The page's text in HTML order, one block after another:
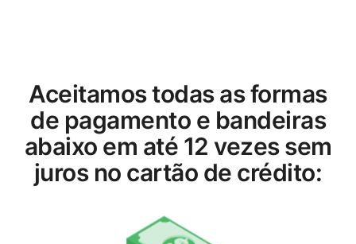
Aceitamos todas as formas
de pagamento e bandeiras
abaixo em até 12 vezes sem
juros no cartão de crédito: